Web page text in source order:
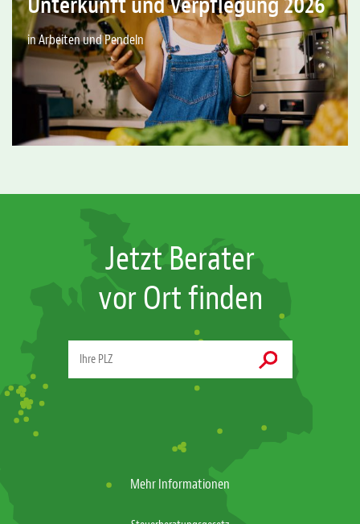
in Arbeiten und Pendeln
Jetzt Berater
vor Ort finden
Mehr Informationen